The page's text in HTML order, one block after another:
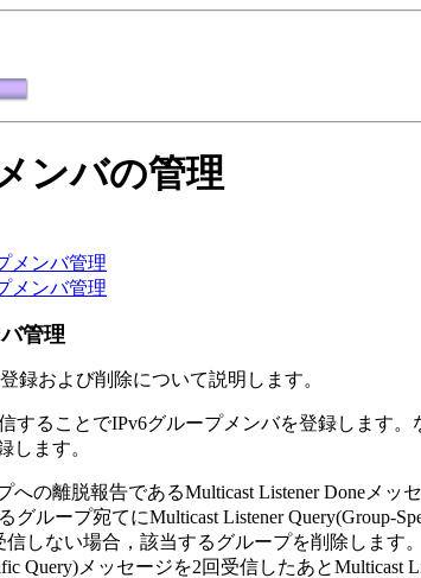
ンバの管理
メンバ管理
メンバ管理
管理
録および削除について説明します。
することでIPv6グループメンバを登録します
します。
への離脱報告であるMulticast Listener Doneメ
ループ宛てにMulticast Listener
信しない場合，該当するグループを削除しま
Query)メッセージを2回受信したあと